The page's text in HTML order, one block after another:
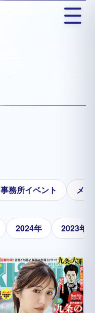
事務所イベント メ
2024年 2023年